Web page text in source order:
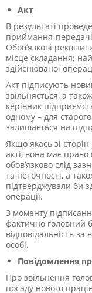
Акт
В результаті
приймання-
Обов’язкові
місце складання;
здійснюваної
Акт підписують
звільняється, а
керівник
одному – для
залишається на
Якщо якась зі
акті, вона має право
обов’язково слід
та неточності, а
підтверджували би
операції.
З моменту
фактично головний
відповідальність за
особі.
Повідомлення
Про звільнення
посаду нового